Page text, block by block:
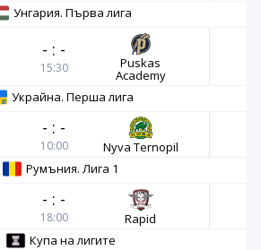
Унгария. Първа лига
- : -
15:30 Puskas
Academy
Украйна. Перша лига
- : -
10:00
Nyva Ternopil
Румъния. Лига 1
- : -
18:00
Rapid
Купа на лигите